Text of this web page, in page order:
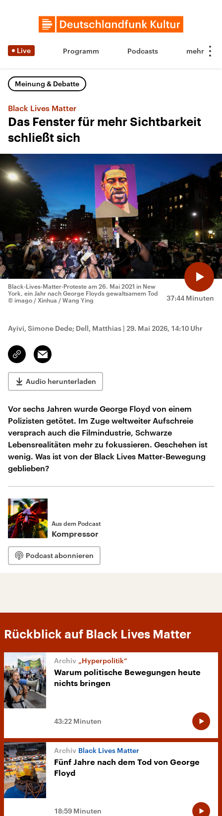
Live Programm Podcasts
Meinung & Debatte
Black Lives Matter
Das Fenster für mehr Sichtbarkeit
schließt sich
37:44 Minuten
Black-Lives-Matter-Proteste am 26. Mai 2021 in New
York, ein Jahr nach George Floyds gewaltsamem Tod
© imago / Xinhua / Wang Ying
Ayivi, Simone Dede; Dell, Matthias | 29. Mai 2026, 14:10 Uhr
Link
kopieren/teilen
Email
Audio herunterladen
Vor sechs Jahren wurde George Floyd von einem
Polizisten getötet. Im Zuge weltweiter Aufschreie
versprach auch die Filmindustrie, Schwarze
Lebensrealitäten mehr zu fokussieren. Geschehen ist
wenig. Was ist von der Black Lives Matter-Bewegung
geblieben?
Aus dem Podcast
Kompressor
Podcast abonnieren
Rückblick auf Black Lives Matter
„Hyperpolitik“
Warum politische Bewegungen heute
nichts bringen
43:22 Minuten
Black Lives Matter
Fünf Jahre nach dem Tod von George
Floyd
18:59 Minuten